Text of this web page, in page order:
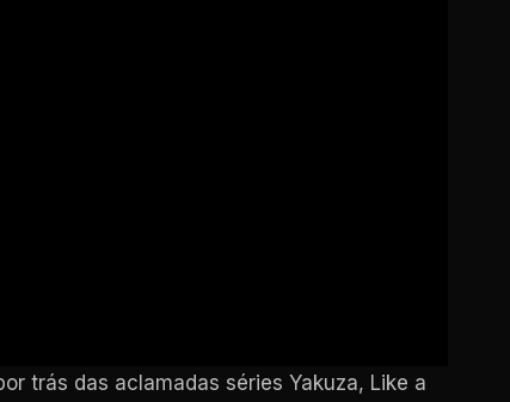
trás das aclamadas séries Yakuza, Like a